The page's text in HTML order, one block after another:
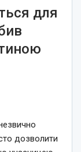
для
дозволити